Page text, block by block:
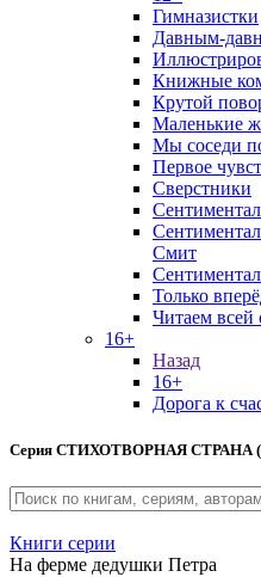
Гимназистки
Давным-
Книжные
Крутой
Маленькие
Мы соседи
Первое
Сверстники
Смит
Только
Читаем всей
16+
Назад
16+
Дорога к
Серия СТИХОТВОРНАЯ СТРАНА
Книги серии
На ферме дедушки Петра